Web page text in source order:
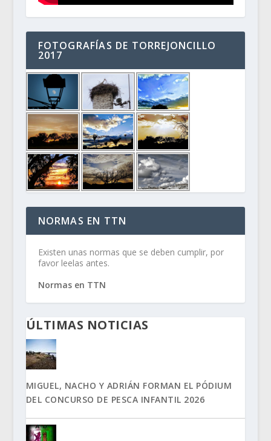
FOTOGRAFÍAS DE TORREJONCILLO
2017
NORMAS EN TTN
Existen unas normas que se deben cumplir, por
favor leelas antes.
Normas en TTN
ÚLTIMAS NOTICIAS
MIGUEL, NACHO Y ADRIÁN FORMAN EL PÓDIUM
DEL CONCURSO DE PESCA INFANTIL 2026